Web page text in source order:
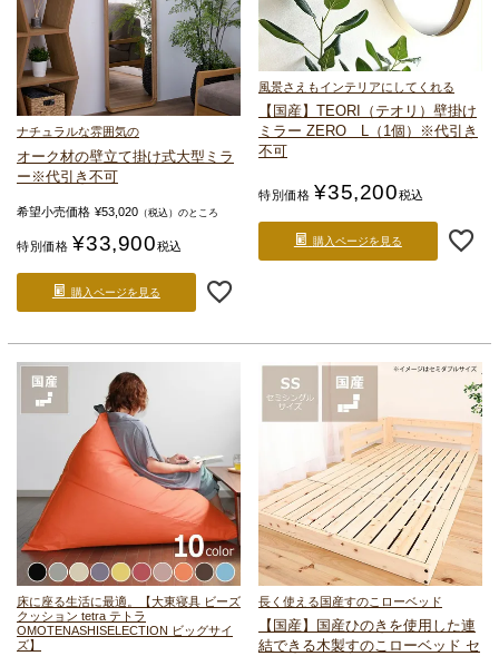
ナチュラルな雰囲気の
オーク材の壁立て掛け式大型ミラ
ー ※代引き不可
希望小売価格 ¥53,020 （税込）のところ
特別価格 ¥33,900税込
購入ページを見る
風景さえもインテリアにしてくれる
【国産】TEORI（テオリ） 壁掛け
ミラー ZERO L（1個）
※代引き
不可
特別価格 ¥35,200税込
購入ページを見る
床に座る生活に最適。
【大東寝具 ビーズ
クッション tetra テトラ
OMOTENASHISELECTION ビッグサイ
ズ】
長く使える国産すのこローベッド
【国産】国産ひのきを使用した連
結できる木製すのこローベッド セ